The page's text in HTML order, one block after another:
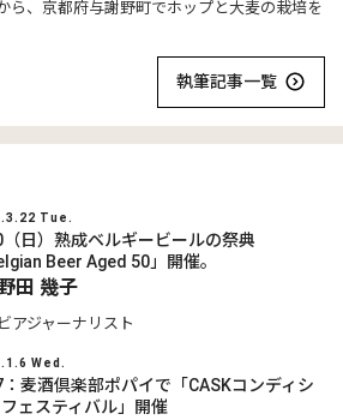
ら、京都府与謝野町でホップと大麦の栽培を
執筆記事一覧
Tue.
日）熟成ベルギービールの祭典
Beer Aged 50」開催。
田 幾子
ビアジャーナリスト
Wed.
麦酒倶楽部ポパイで「CASKコンディシ
ェスティバル」開催